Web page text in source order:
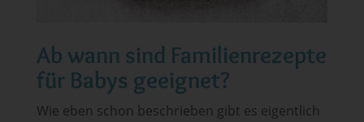
Ab wann sind Familienrezepte
für Babys geeignet?
Wie eben schon beschrieben gibt es eigentlich